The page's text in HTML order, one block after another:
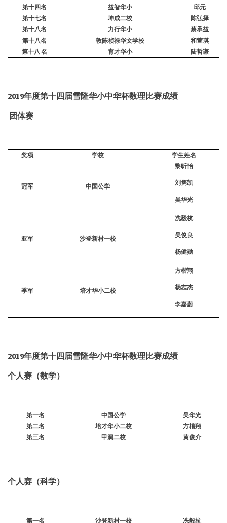
第十四名
益智华小
邱元
第十七名
坤成二校
陈弘择
第十八名
力行华小
蔡承益
第十八名
敦陈祯禄华文学校
和萱琪
第十八 名
育才华小 陆哲谦
2019年度第十四届雪隆华小中华杯数理比赛成绩
团体赛
奖项 学校 学生姓名
冠军 中国公学
黎昕怡
刘隽凯
吴华光
亚军 沙登新村一校
冼毅杭
吴俊良
杨健勋
季军 培才华小二校
方楷翔
杨志杰
李嘉蔚
2019年度第十四届雪隆华小中华杯数理比赛成绩
个人赛（数学）
第一名 中国公学
吴华光
第二名
培才华小二校
方楷翔
第三名
甲洞二校 黄俊介
个人赛（科学）
第一名 沙登新村一校 冼毅杭